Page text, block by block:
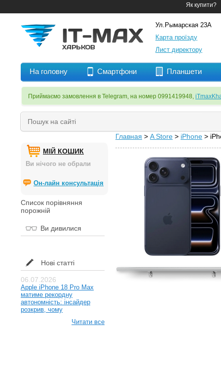
Як купити?
Ул.Рымарская 23А
Карта проїзду
Лист директору
На головну Смартфони Планшети
Приймаємо замовлення в Telegram, на номер 0991419948,
МІЙ КОШИК
Ви нічого не обрали
Он-лайн консультація
Список порівняння
порожній
Ви дивилися
Нові статті
06.07.2026
Apple iPhone 18 Pro Max
матиме рекордну
автономність: інсайдер
розкрив, чому
Читати все
Главная > A Store > iPhone >